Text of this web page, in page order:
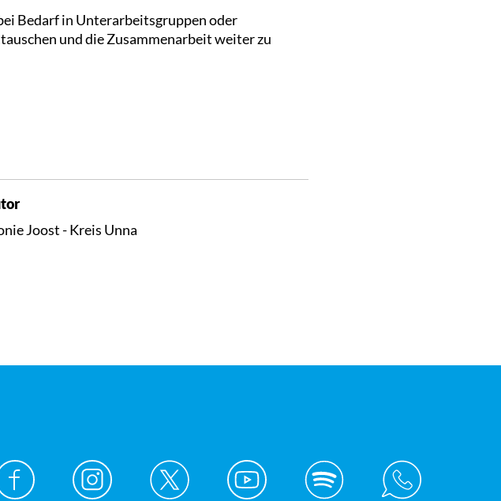
Bedarf in Unterarbeitsgruppen oder
und die Zusammenarbeit weiter zu
Joost - Kreis Unna